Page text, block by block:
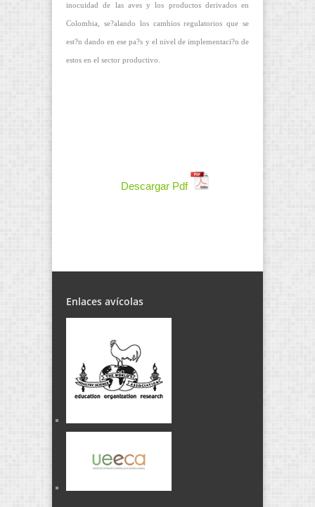
inocuidad de las aves y los productos derivados en
Colombia, se?alando los cambios regulatorios que se
est?n dando en ese pa?s y el nivel de implementaci?n de
estos en el sector productivo.
Descargar Pdf
Enlaces avícolas